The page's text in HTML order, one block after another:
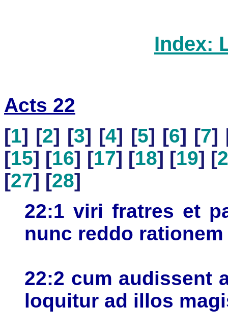
Index:
Acts 22
[1] [2] [3] [4] [5] [6] [7]
[15] [16] [17] [18] [19] [
[27] [28]
22:1 viri fratres et
nunc reddo rationem
22:2 cum audissent
loquitur ad illos